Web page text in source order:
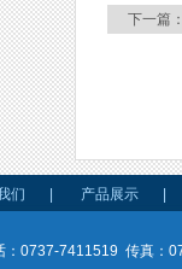
下一篇：
们 产品展示
7411519 传真：